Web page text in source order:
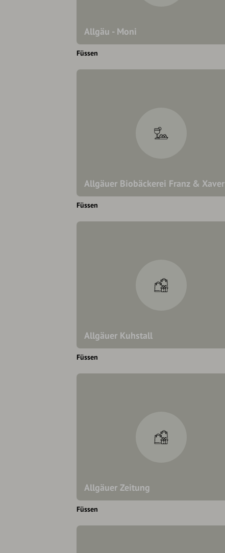
Allgäu - Moni
Füssen
Allgäuer Biobäckerei Franz & Xaver
Füssen
Allgäuer Kuhstall
Füssen
Allgäuer Zeitung
Füssen